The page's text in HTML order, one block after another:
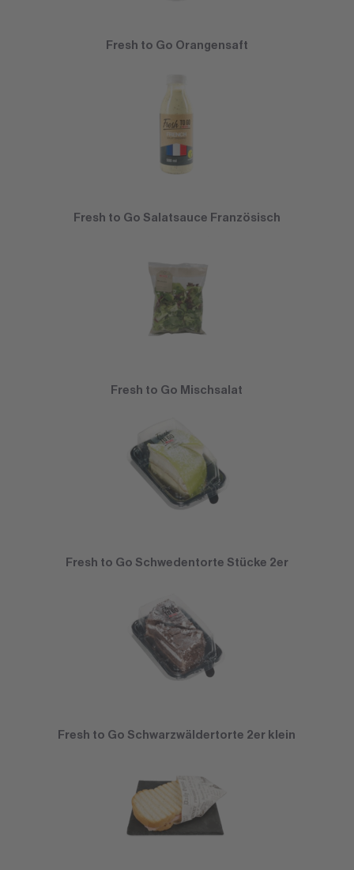
Fresh to Go Orangensaft
Fresh to Go Salatsauce Französisch
Fresh to Go Mischsalat
Fresh to Go Schwedentorte Stücke 2er
Fresh to Go Schwarzwäldertorte 2er klein